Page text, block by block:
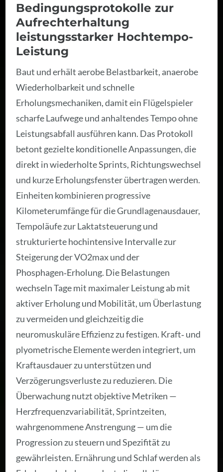
Bedingungsprotokolle zur
Aufrechterhaltung
leistungsstarker Hochtempo-
Leistung
Baut und erhält aerobe Belastbarkeit, anaerobe
Wiederholbarkeit und schnelle
Erholungsmechaniken, damit ein Flügelspieler
scharfe Laufwege und anhaltendes Tempo ohne
Leistungsabfall ausführen kann. Das Protokoll
betont gezielte konditionelle Anpassungen, die
direkt in wiederholte Sprints, Richtungswechsel
und kurze Erholungsfenster übertragen werden.
Einheiten kombinieren progressive
Kilometerumfänge für die Grundlagenausdauer,
Tempoläufe zur Laktatsteuerung und
strukturierte hochintensive Intervalle zur
Steigerung der VO2max und der
Phosphagen‑Erholung. Die Belastungen
wechseln Tage mit maximaler Leistung ab mit
aktiver Erholung und Mobilität, um Überlastung
zu vermeiden und gleichzeitig die
neuromuskuläre Effizienz zu festigen. Kraft‑ und
plyometrische Elemente werden integriert, um
Kraftausdauer zu unterstützen und
Verzögerungsverluste zu reduzieren. Die
Überwachung nutzt objektive Metriken —
Herzfrequenzvariabilität, Sprintzeiten,
wahrgenommene Anstrengung — um die
Progression zu steuern und Spezifität zu
gewährleisten. Ernährung und Schlaf werden als